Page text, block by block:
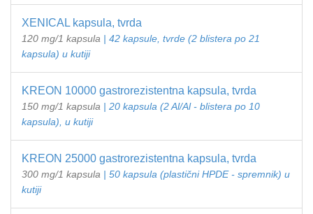
XENICAL kapsula, tvrda
120 mg/1 kapsula | 42 kapsule, tvrde (2 blistera po 21
kapsula) u kutiji
KREON 10000 gastrorezistentna kapsula, tvrda
150 mg/1 kapsula | 20 kapsula (2 Al/Al - blistera po 10
kapsula), u kutiji
KREON 25000 gastrorezistentna kapsula, tvrda
300 mg/1 kapsula | 50 kapsula (plastični HPDE - spremnik) u
kutiji